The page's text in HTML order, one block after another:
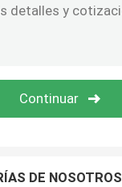
DE NOSOTROS